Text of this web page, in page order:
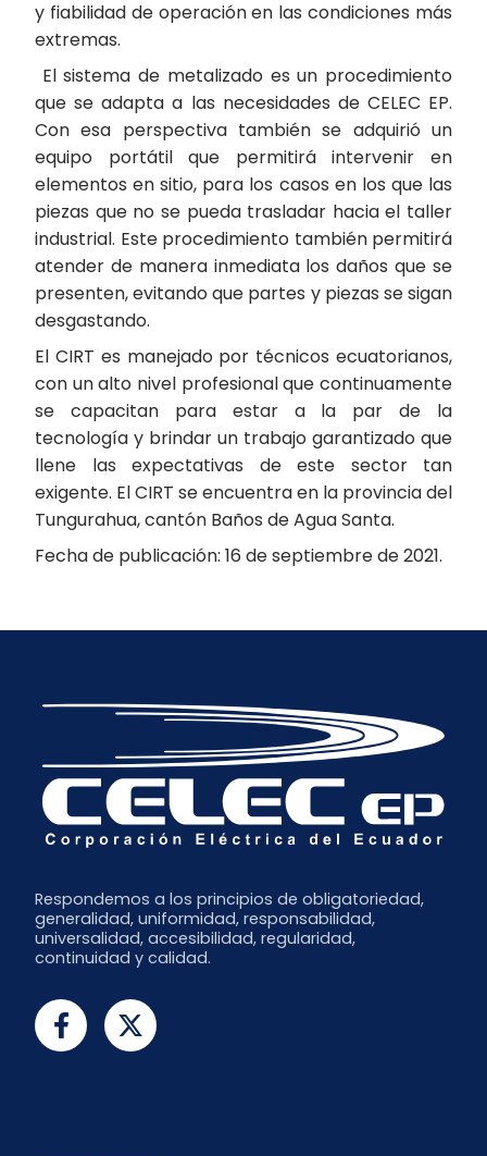
y fiabilidad de operación en las condiciones más
extremas.
El sistema de metalizado es un procedimiento
que se adapta a las necesidades de CELEC EP.
Con esa perspectiva también se adquirió un
equipo portátil que permitirá intervenir en
elementos en sitio, para los casos en los que las
piezas que no se pueda trasladar hacia el taller
industrial. Este procedimiento también permitirá
atender de manera inmediata los daños que se
presenten, evitando que partes y piezas se sigan
desgastando.
El CIRT es manejado por técnicos ecuatorianos,
con un alto nivel profesional que continuamente
se capacitan para estar a la par de la
tecnología y brindar un trabajo garantizado que
llene las expectativas de este sector tan
exigente. El CIRT se encuentra en la provincia del
Tungurahua, cantón Baños de Agua Santa.
Fecha de publicación: 16 de septiembre de 2021.
Respondemos a los principios de obligatoriedad,
generalidad, uniformidad, responsabilidad,
universalidad, accesibilidad, regularidad,
continuidad y calidad.